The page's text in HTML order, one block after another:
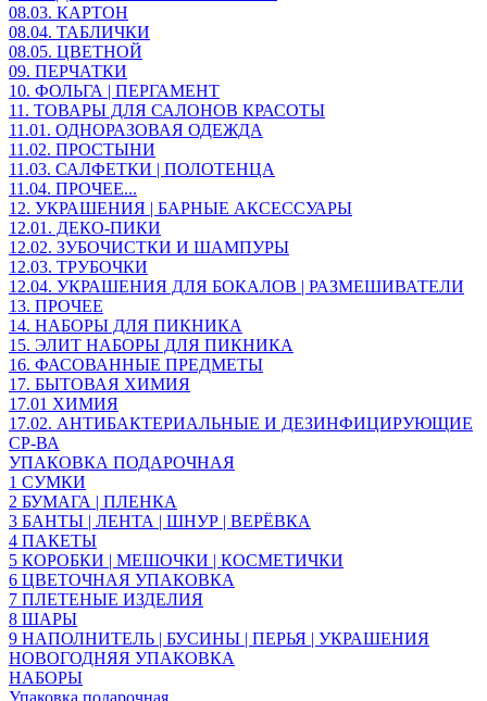
08.03. КАРТОН
08.04. ТАБЛИЧКИ
08.05. ЦВЕТНОЙ
09. ПЕРЧАТКИ
10. ФОЛЬГА | ПЕРГАМЕНТ
11. ТОВАРЫ ДЛЯ САЛОНОВ КРАСОТЫ
11.01. ОДНОРАЗОВАЯ ОДЕЖДА
11.02. ПРОСТЫНИ
11.03. САЛФЕТКИ | ПОЛОТЕНЦА
11.04. ПРОЧЕЕ...
12. УКРАШЕНИЯ | БАРНЫЕ АКСЕССУАРЫ
12.01. ДЕКО-ПИКИ
12.02. ЗУБОЧИСТКИ И ШАМПУРЫ
12.03. ТРУБОЧКИ
12.04. УКРАШЕНИЯ ДЛЯ БОКАЛОВ | РАЗМЕШИВАТЕЛИ
13. ПРОЧЕЕ
14. НАБОРЫ ДЛЯ ПИКНИКА
15. ЭЛИТ НАБОРЫ ДЛЯ ПИКНИКА
16. ФАСОВАННЫЕ ПРЕДМЕТЫ
17. БЫТОВАЯ ХИМИЯ
17.01 ХИМИЯ
17.02. АНТИБАКТЕРИАЛЬНЫЕ И ДЕЗИНФИЦИРУЮЩИЕ
СР-ВА
УПАКОВКА ПОДАРОЧНАЯ
1 СУМКИ
2 БУМАГА | ПЛЕНКА
3 БАНТЫ | ЛЕНТА | ШНУР | ВЕРЁВКА
4 ПАКЕТЫ
5 КОРОБКИ | МЕШОЧКИ | КОСМЕТИЧКИ
6 ЦВЕТОЧНАЯ УПАКОВКА
7 ПЛЕТЕНЫЕ ИЗДЕЛИЯ
8 ШАРЫ
9 НАПОЛНИТЕЛЬ | БУСИНЫ | ПЕРЬЯ | УКРАШЕНИЯ
НОВОГОДНЯЯ УПАКОВКА
НАБОРЫ
Упаковка подарочная